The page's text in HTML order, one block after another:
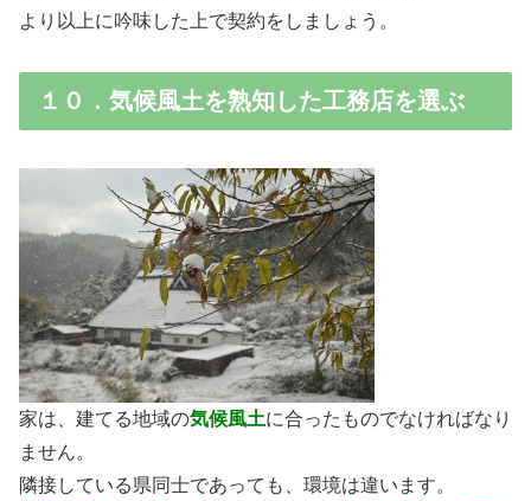
より以上に吟味した上で契約をしましょう。
１０．気候風土を熟知した工務店を選ぶ
家は、建てる地域の気候風土に合ったものでなければなり
ません。
隣接している県同士であっても、環境は違います。